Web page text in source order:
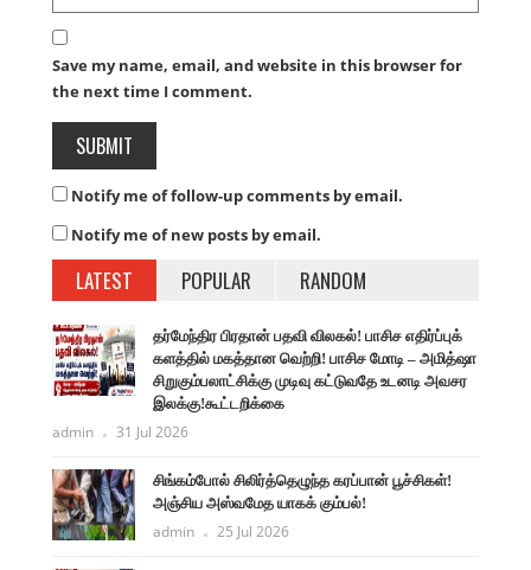
Save my name, email, and website in this browser for
the next time I comment.
Notify me of follow-up comments by email.
Notify me of new posts by email.
LATEST POPULAR RANDOM
தர்மேந்திர பிரதான் பதவி விலகல்! பாசிச எதிர்ப்புக்
களத்தில் மகத்தான வெற்றி! பாசிச மோடி – அமித்ஷா
சிறுகும்பலாட்சிக்கு முடிவு கட்டுவதே உடனடி அவசர
இலக்கு!கூட்டறிக்கை
admin 31 Jul 2026
சிங்கம்போல் சிலிர்த்தெழுந்த கரப்பான் பூச்சிகள்!
அஞ்சிய அஸ்வமேத யாகக் கும்பல்!
admin 25 Jul 2026